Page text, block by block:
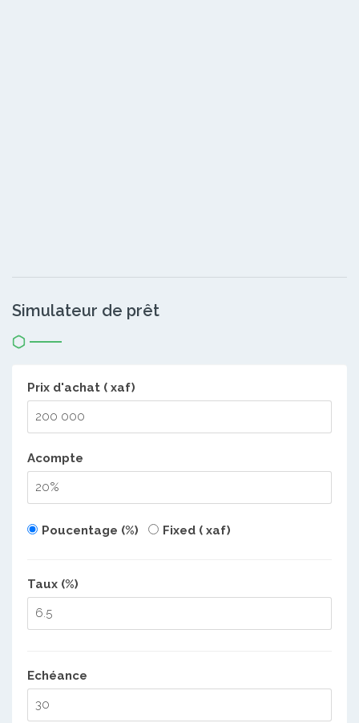
Simulateur de prêt
Prix d'achat ( xaf)
Acompte
Poucentage (%) Fixed ( xaf)
Taux (%)
Echéance